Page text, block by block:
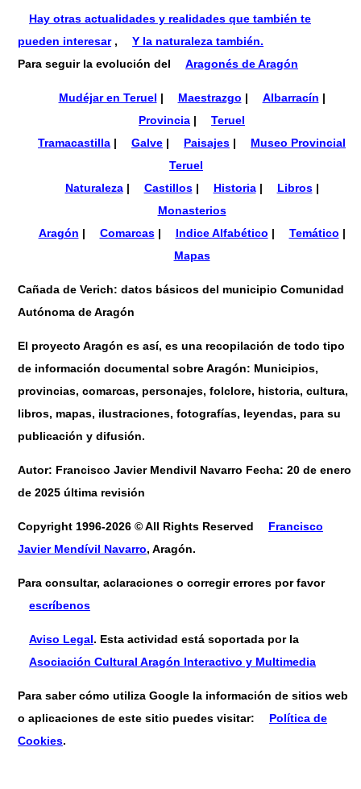
Hay otras actualidades y realidades que también te
pueden interesar,
Y la naturaleza también.
Para seguir la evolución del
Aragonés de Aragón
Mudéjar en Teruel | Maestrazgo | Albarracín |
Provincia |
Teruel
Tramacastilla | Galve | Paisajes |
Museo Provincial
Teruel
Naturaleza| Castillos| Historia| Libros|
Monasterios
Aragón | Comarcas| Indice Alfabético | Temático |
Mapas
Cañada de Verich: datos básicos del municipio Comunidad
Autónoma de Aragón
El proyecto Aragón es así, es una recopilación de todo tipo
de información documental sobre Aragón: Municipios,
provincias, comarcas, personajes, folclore, historia, cultura,
libros, mapas, ilustraciones, fotografías, leyendas, para su
publicación y difusión.
Autor: Francisco Javier Mendivil Navarro Fecha: 20 de enero
de 2025 última revisión
Copyright 1996-2026 © All Rights Reserved
Francisco
Javier Mendívil Navarro, Aragón.
Para consultar, aclaraciones o corregir errores por favor
escríbenos
Aviso Legal. Esta actividad está soportada por la
Asociación Cultural Aragón Interactivo y Multimedia
Para saber cómo utiliza Google la información de sitios web
o aplicaciones de este sitio puedes visitar:
Política de
Cookies.